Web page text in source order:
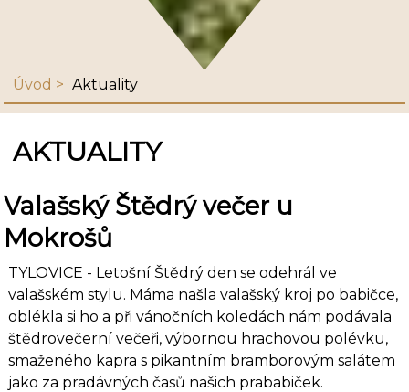
Úvod Aktuality
AKTUALITY
Valašský Štědrý večer u
Mokrošů
TYLOVICE - Letošní Štědrý den se odehrál ve
valašském stylu. Máma našla valašský kroj po babičce,
oblékla si ho a při vánočních koledách nám podávala
štědrovečerní večeři, výbornou hrachovou polévku,
smaženého kapra s pikantním bramborovým salátem
jako za pradávných časů našich prababiček.